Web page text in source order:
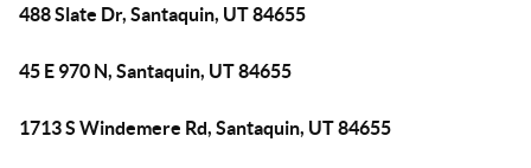
488 Slate Dr, Santaquin, UT 84655
45 E 970 N, Santaquin, UT 84655
1713 S Windemere Rd, Santaquin, UT 84655